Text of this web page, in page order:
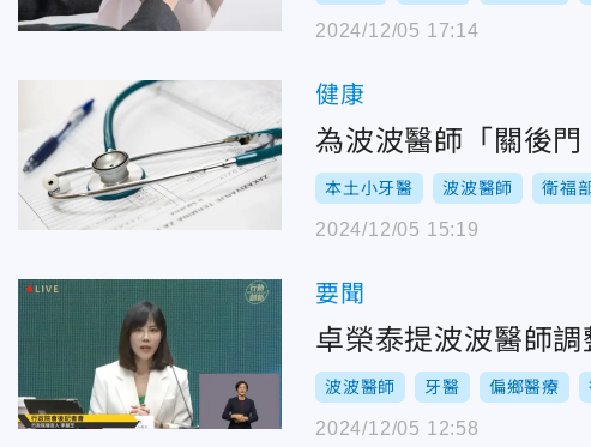
2024/12/05 17:14
健康
為波波醫師「關後
本土小牙醫 波波醫師 衛福
2024/12/05 15:19
要聞
卓榮泰提波波醫師
波波醫師 牙醫 偏鄉醫療
2024/12/05 12:58